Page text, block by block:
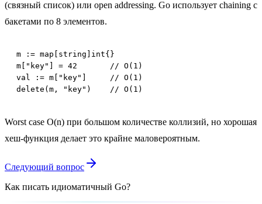
(связный список) или open addressing. Go использует chaining с
бакетами по 8 элементов.
m := map[string]int{}
m["key"] = 42       // O(1)
val := m["key"]     // O(1)
delete(m, "key")    // O(1)
Worst case O(n) при большом количестве коллизий, но хорошая
хеш-функция делает это крайне маловероятным.
Следующий вопрос
Как писать идиоматичный Go?